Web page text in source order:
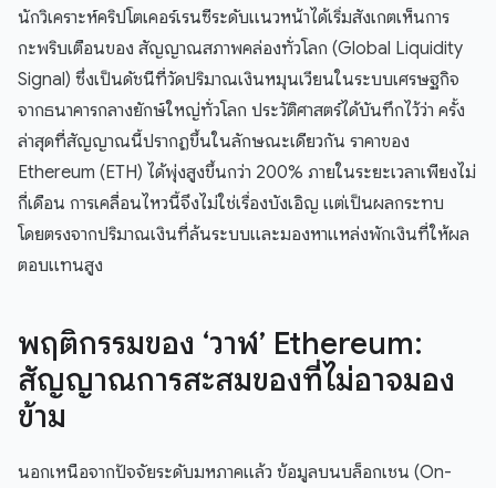
นักวิเคราะห์คริปโตเคอร์เรนซีระดับแนวหน้าได้เริ่มสังเกตเห็นการ
กะพริบเตือนของ สัญญาณสภาพคล่องทั่วโลก (Global Liquidity
Signal) ซึ่งเป็นดัชนีที่วัดปริมาณเงินหมุนเวียนในระบบเศรษฐกิจ
จากธนาคารกลางยักษ์ใหญ่ทั่วโลก ประวัติศาสตร์ได้บันทึกไว้ว่า ครั้ง
ล่าสุดที่สัญญาณนี้ปรากฏขึ้นในลักษณะเดียวกัน ราคาของ
Ethereum (ETH) ได้พุ่งสูงขึ้นกว่า 200% ภายในระยะเวลาเพียงไม่
กี่เดือน การเคลื่อนไหวนี้จึงไม่ใช่เรื่องบังเอิญ แต่เป็นผลกระทบ
โดยตรงจากปริมาณเงินที่ล้นระบบและมองหาแหล่งพักเงินที่ให้ผล
ตอบแทนสูง
พฤติกรรมของ ‘วาฬ’ Ethereum:
สัญญาณการสะสมของที่ไม่อาจมอง
ข้าม
นอกเหนือจากปัจจัยระดับมหภาคแล้ว ข้อมูลบนบล็อกเชน (On-